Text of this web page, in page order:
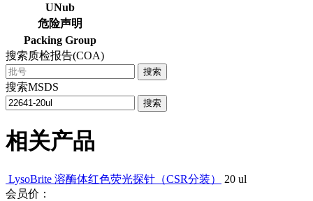
UNub
危险声明
Packing Group
搜索质检报告(COA)
搜索
搜索MSDS
搜索
相关产品
LysoBrite 溶酶体红色荧光探针（CSR分装）
20 ul
会员价：